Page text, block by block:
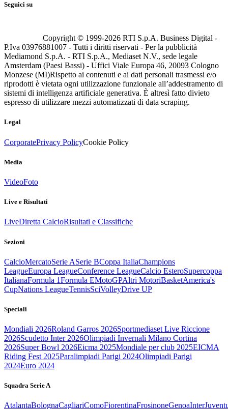
Seguici su
Copyright © 1999-2026 RTI S.p.A. Business Digital -
P.Iva 03976881007 - Tutti i diritti riservati - Per la pubblicità
Mediamond S.p.A. - RTI S.p.A., Mediaset N.V., sede legale
Amsterdam (Paesi Bassi) - Uffici Viale Europa 46, 20093 Cologno
Monzese (MI)Rispetto ai contenuti e ai dati personali trasmessi e/o
riprodotti è vietata ogni utilizzazione funzionale all’addestramento di
sistemi di intelligenza artificiale generativa. È altresì fatto divieto
espresso di utilizzare mezzi automatizzati di data scraping.
Legal
CorporatePrivacy PolicyCookie Policy
Media
VideoFoto
Live e Risultati
LiveDiretta CalcioRisultati e Classifiche
Sezioni
CalcioMercatoSerie ASerie BCoppa ItaliaChampions
LeagueEuropa LeagueConference LeagueCalcio EsteroSupercoppa
ItalianaFormula 1Formula EMotoGPAltri MotoriBasketAmerica's
CupNations LeagueTennisSciVolleyDrive UP
Speciali
Mondiali 2026Roland Garros 2026Sportmediaset Live Riccione
2026Scudetto Inter 2026Olimpiadi Invernali Milano Cortina
2026Super Bowl 2026Eicma 2025Mondiale per club 2025EICMA
Riding Fest 2025Paralimpiadi Parigi 2024Olimpiadi Parigi
2024Euro 2024
Squadra Serie A
AtalantaBolognaCagliariComoFiorentinaFrosinoneGenoaInter